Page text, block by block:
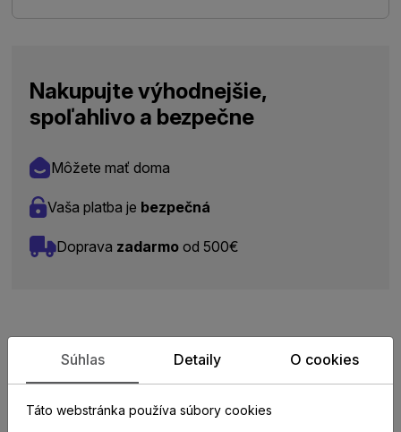
Nakupujte výhodnejšie,
spoľahlivo a bezpečne
Môžete mať doma
Vaša platba je bezpečná
Doprava zadarmo od 500€
Zistite viac o vlastnostiach
produktu
Súhlas Detaily O cookies
Táto webstránka používa súbory cookies